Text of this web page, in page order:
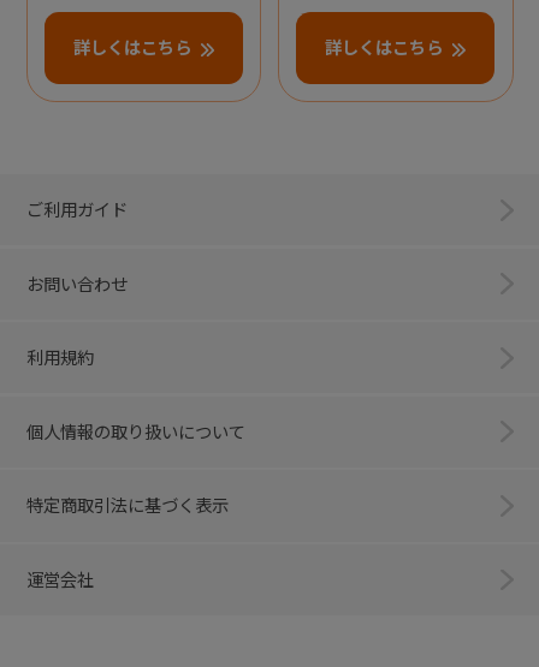
詳しくはこちら 詳しくはこちら
ご利用ガイド
お問い合わせ
利用規約
個人情報の取り扱いについて
特定商取引法に基づく表示
運営会社